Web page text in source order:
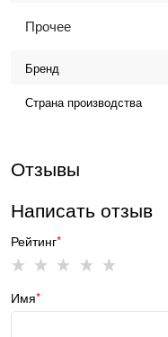
Прочее
Бренд
Страна производства
Отзывы
Написать отзыв
Рейтинг
Имя